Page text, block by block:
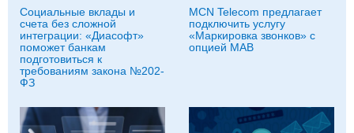
Социальные вклады и
счета без сложной
интеграции: «Диасофт»
поможет банкам
подготовиться к
требованиям закона №202-
ФЗ
MCN Telecom предлагает
подключить услугу
«Маркировка звонков» с
опцией МАВ